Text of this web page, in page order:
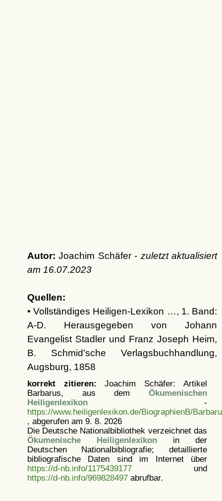
Autor: Joachim Schäfer - zuletzt aktualisiert
am 16.07.2023
Quellen:
• Vollständiges Heiligen-Lexikon …, 1. Band:
A-D. Herausgegeben von Johann
Evangelist Stadler und Franz Joseph Heim,
B. Schmid'sche Verlagsbuchhandlung,
Augsburg, 1858
korrekt zitieren: Joachim Schäfer: Artikel
Barbarus, aus dem Ökumenischen
Heiligenlexikon-
https://www.heiligenlexikon.de/BiographienB/
, abgerufen am 9. 8. 2026
Die Deutsche Nationalbibliothek verzeichnet das
Ökumenische Heiligenlexikonin der
Deutschen Nationalbibliografie; detaillierte
bibliografische Daten sind im Internet über
https://d-nb.info/1175439177und
https://d-nb.info/969828497abrufbar.